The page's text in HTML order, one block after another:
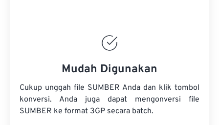
Mudah Digunakan
Cukup unggah file SUMBER Anda dan klik tombol
konversi. Anda juga dapat mengonversi file
SUMBER ke format 3GP secara batch.